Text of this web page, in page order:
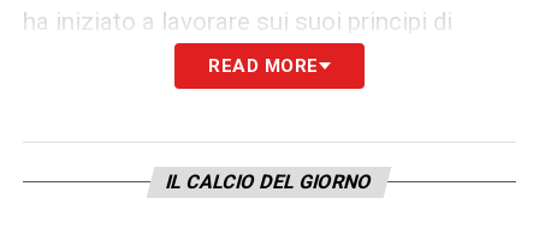
ha iniziato a lavorare sui suoi principi di
gioco e avrebbe più di qualche dubbio sul
modulo a tre o quattro dietro.
riguarda l’infermeria con il recupero di
READ MORE
IL CALCIO DEL GIORNO